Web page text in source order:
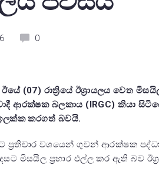
0
(07) රාත්‍රියේ ඊශ්‍රායලය වෙත
ආරක්ෂක බලකාය (IRGC)කියා
කරගත් බවයි.
ප්‍රතිචාර වශයෙන් ගුවන් ආරක්ෂක
මිසයිල ප්‍රහාර එල්ල කර ඇති බව